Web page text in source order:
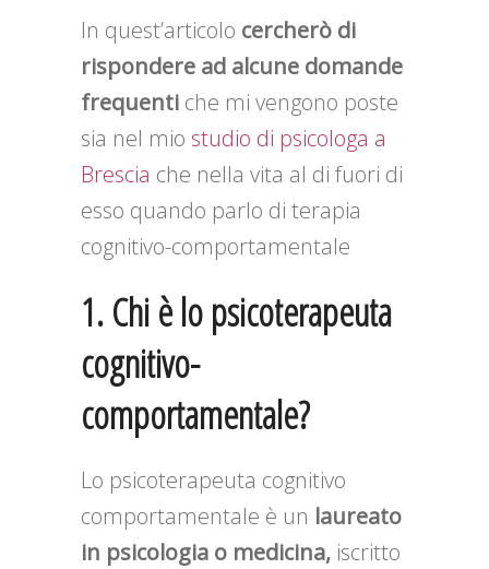
In quest’articolo cercherò di
rispondere ad alcune domande
frequenti che mi vengono poste
sia nel mio studio di psicologa a
Brescia che nella vita al di fuori di
esso quando parlo di terapia
cognitivo-comportamentale
1. Chi è lo psicoterapeuta
cognitivo-
comportamentale?
Lo psicoterapeuta cognitivo
comportamentale è un laureato
in psicologia o medicina, iscritto